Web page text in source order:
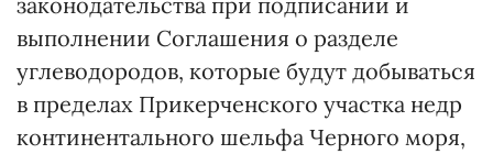
выполнении Соглашения о разделе
углеводородов, которые будут добываться
в пределах Прикерченского участка недр
континентального шельфа Черного моря,